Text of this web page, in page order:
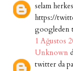
selam
https://
googleden
1 Ağustos
Unknown
twitter da